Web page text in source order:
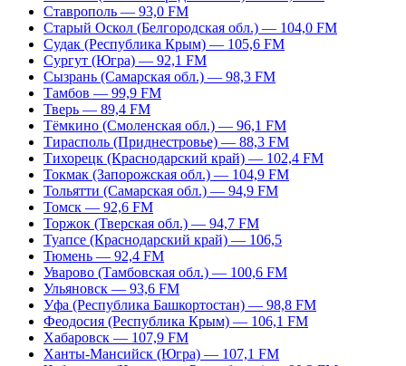
Ставрополь — 93,0 FM
Старый Оскол (Белгородская обл.) — 104,0 FM
Судак (Республика Крым) — 105,6 FM
Сургут (Югра) — 92,1 FM
Сызрань (Самарская обл.) — 98,3 FM
Тамбов — 99,9 FM
Тверь — 89,4 FM
Тёмкино (Смоленская обл.) — 96,1 FM
Тирасполь (Приднестровье) — 88,3 FM
Тихорецк (Краснодарский край) — 102,4 FM
Токмак (Запорожская обл.) — 104,9 FM
Тольятти (Самарская обл.) — 94,9 FM
Томск — 92,6 FM
Торжок (Тверская обл.) — 94,7 FM
Туапсе (Краснодарский край) — 106,5
Тюмень — 92,4 FM
Уварово (Тамбовская обл.) — 100,6 FM
Ульяновск — 93,6 FM
Уфа (Республика Башкортостан) — 98,8 FM
Феодосия (Республика Крым) — 106,1 FM
Хабаровск — 107,9 FM
Ханты-Мансийск (Югра) — 107,1 FM